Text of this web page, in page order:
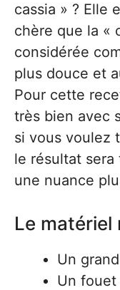
cassia » ? Elle
chère que la «
considérée
plus douce et
Pour cette
très bien avec
si vous voulez
le résultat
une nuance
Le matériel
Un
Un